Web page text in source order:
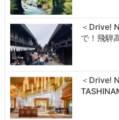
＜Drive!
で！飛騨
＜Drive!